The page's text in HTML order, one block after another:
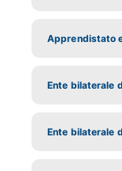
Apprendistato
Ente bilaterale
Ente bilaterale